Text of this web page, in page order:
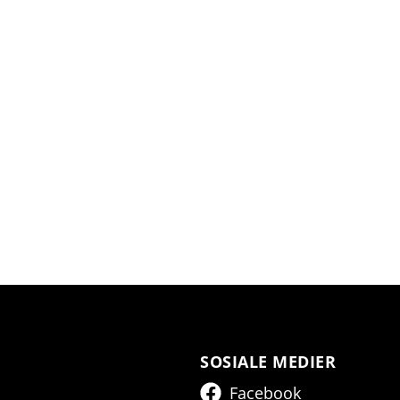
SOSIALE MEDIER
Facebook